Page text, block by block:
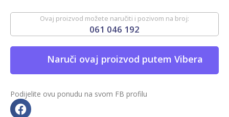
Ovaj proizvod možete naručiti i pozivom na broj:
061 046 192
Naruči ovaj proizvod putem Vibera
Podijelite ovu ponudu na svom FB profilu